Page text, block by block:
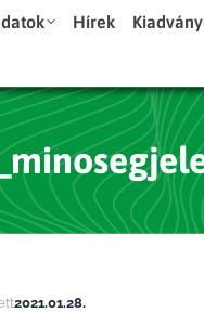
Hírek
2021.01.28.